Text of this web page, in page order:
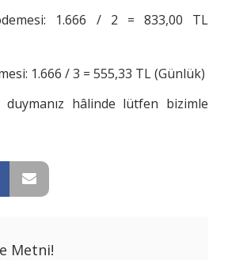
1.666 / 2 = 833,00 TL
1.666 / 3 = 555,33 TL (Günlük)
hâlinde lütfen bizimle
Metni!